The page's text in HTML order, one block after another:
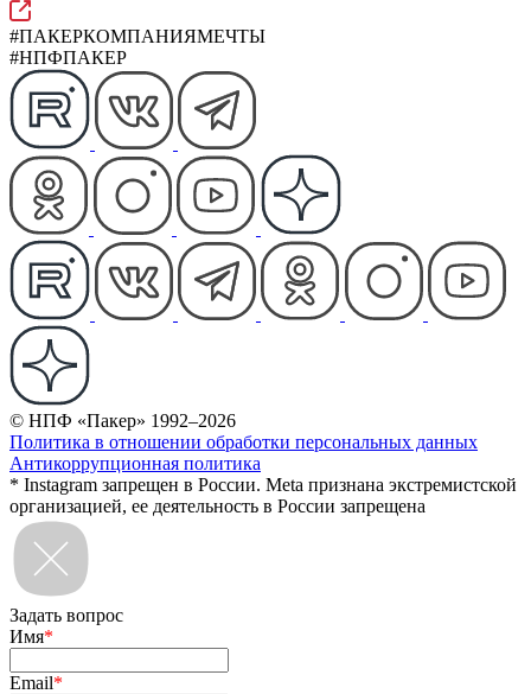
#ПАКЕРКОМПАНИЯМЕЧТЫ
#НПФПАКЕР
© НПФ «Пакер» 1992–2026
Политика в отношении обработки персональных данных
Антикоррупционная политика
* Instagram запрещен в России. Meta признана экстремистской
организацией, ее деятельность в России запрещена
Задать вопрос
Имя*
Email*